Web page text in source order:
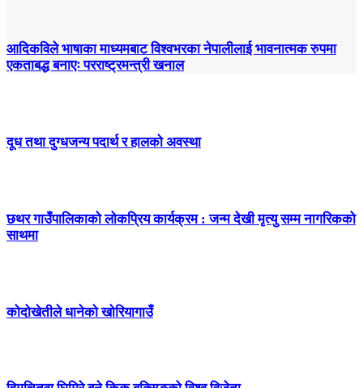
आदिकविले भाषाका माध्यमबाट विश्वभरका नेपालीलाई भावनात्मक रुपमा
एकताबद्ध बनाएः परराष्ट्रमन्त्री खनाल
दूध तथा दुग्धजन्य पदार्थ र हालको अवस्था
छथर गाउँपालिकाको लोकप्रिय कार्यक्रम : जन्म देखी मृत्यु सम्म नागरिकको
साथमा
कोदोखेतीले धानेको खोरियागाउँ